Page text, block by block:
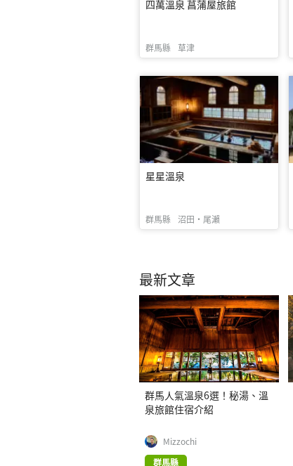
四萬溫泉 菖蒲屋旅館
群馬縣 草津
星星溫泉
群馬縣 沼田・尾瀨
最新文章
群馬人氣溫泉6選！秘湯、溫
泉旅館住宿介紹
Mizzochi
群馬縣